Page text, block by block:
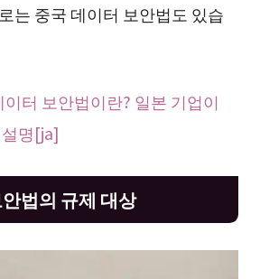
는 중국 데이터 보안법도 있습
이터 보안법이란? 일본 기업이
명[ja]
법의 규제 대상